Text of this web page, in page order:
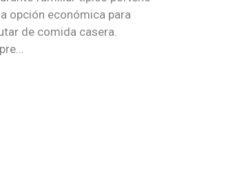
opción económica para
de comida casera.